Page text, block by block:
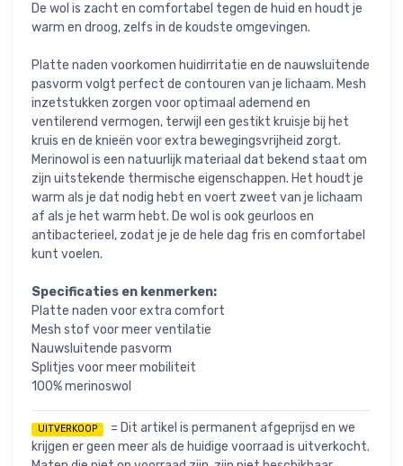
De wol is zacht en comfortabel tegen de huid en houdt je
warm en droog, zelfs in de koudste omgevingen.
Platte naden voorkomen huidirritatie en de nauwsluitende
pasvorm volgt perfect de contouren van je lichaam. Mesh
inzetstukken zorgen voor optimaal ademend en
ventilerend vermogen, terwijl een gestikt kruisje bij het
kruis en de knieën voor extra bewegingsvrijheid zorgt.
Merinowol is een natuurlijk materiaal dat bekend staat om
zijn uitstekende thermische eigenschappen. Het houdt je
warm als je dat nodig hebt en voert zweet van je lichaam
af als je het warm hebt. De wol is ook geurloos en
antibacterieel, zodat je je de hele dag fris en comfortabel
kunt voelen.
Specificaties en kenmerken:
Platte naden voor extra comfort
Mesh stof voor meer ventilatie
Nauwsluitende pasvorm
Splitjes voor meer mobiliteit
100% merinoswol
UITVERKOOP
= Dit artikel is permanent afgeprijsd en we
krijgen er geen meer als de huidige voorraad is uitverkocht.